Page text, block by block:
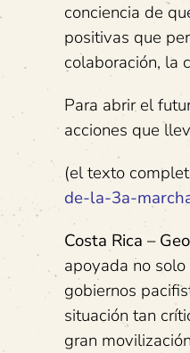
conciencia de
positivas que
colaboración, la
Para abrir el
acciones que
(el texto
de-la-3a-
Costa Rica –
apoyada no
gobiernos
situación tan
gran